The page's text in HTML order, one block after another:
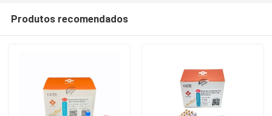
Produtos recomendados